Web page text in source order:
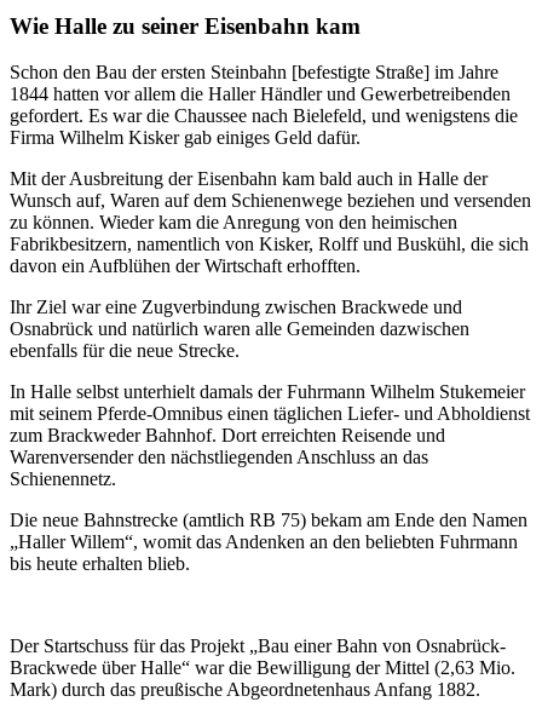
Wie Halle zu seiner Eisenbahn kam
Schon den Bau der ersten Steinbahn [befestigte Straße] im Jahre
1844 hatten vor allem die Haller Händler und Gewerbetreibenden
gefordert. Es war die Chaussee nach Bielefeld, und wenigstens die
Firma Wilhelm Kisker gab einiges Geld dafür.
Mit der Ausbreitung der Eisenbahn kam bald auch in Halle der
Wunsch auf, Waren auf dem Schienenwege beziehen und versenden
zu können. Wieder kam die Anregung von den heimischen
Fabrikbesitzern, namentlich von Kisker, Rolff und Buskühl, die sich
davon ein Aufblühen der Wirtschaft erhofften.
Ihr Ziel war eine Zugverbindung zwischen Brackwede und
Osnabrück und natürlich waren alle Gemeinden dazwischen
ebenfalls für die neue Strecke.
In Halle selbst unterhielt damals der Fuhrmann Wilhelm Stukemeier
mit seinem Pferde-Omnibus einen täglichen Liefer- und Abholdienst
zum Brackweder Bahnhof. Dort erreichten Reisende und
Warenversender den nächstliegenden Anschluss an das
Schienennetz.
Die neue Bahnstrecke (amtlich RB 75) bekam am Ende den Namen
„Haller Willem“, womit das Andenken an den beliebten Fuhrmann
bis heute erhalten blieb.
Der Startschuss für das Projekt „Bau einer Bahn von Osnabrück-
Brackwede über Halle“ war die Bewilligung der Mittel (2,63 Mio.
Mark) durch das preußische Abgeordnetenhaus Anfang 1882.